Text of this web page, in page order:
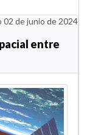
02 de junio de 2024
entre